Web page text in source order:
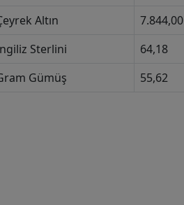
Altın
7.844,00
Sterlini
64,18
Gümüş
55,62